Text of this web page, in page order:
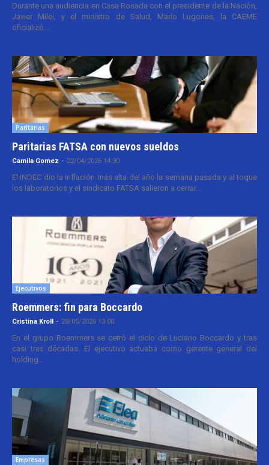
Durante una audiencia en Casa Rosada con el presidente de la Nación,
Javier Milei, y el ministro de Salud, Mario Lugones, la CAEME
oficializó...
Paritarias
Paritarias FATSA con nuevos sueldos
Camila Gomez - 22/04/2026 14:30
El INDEC dio la inflación más alta del año la semana pasada y al toque
los laboratorios y el sindicato FATSA salieron a cerrar...
Ejecutivos
Roemmers: fin para Boccardo
Cristina Kroll - 20/05/2026 13:00
En el grupo Roemmers se cerró el ciclo de Luciano Boccardo y tras
casi tres décadas. El ejecutivo actuaba como gerente general del
holding...
Empresas